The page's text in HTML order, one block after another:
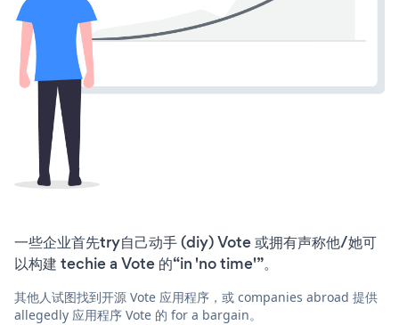
一些企业首先try自己动手 (diy) Vote 或拥有声称他/她可
以构建 techie a Vote 的“in 'no time'”。
其他人试图找到开源 Vote 应用程序，或 companies abroad 提供
allegedly 应用程序 Vote 的 for a bargain。